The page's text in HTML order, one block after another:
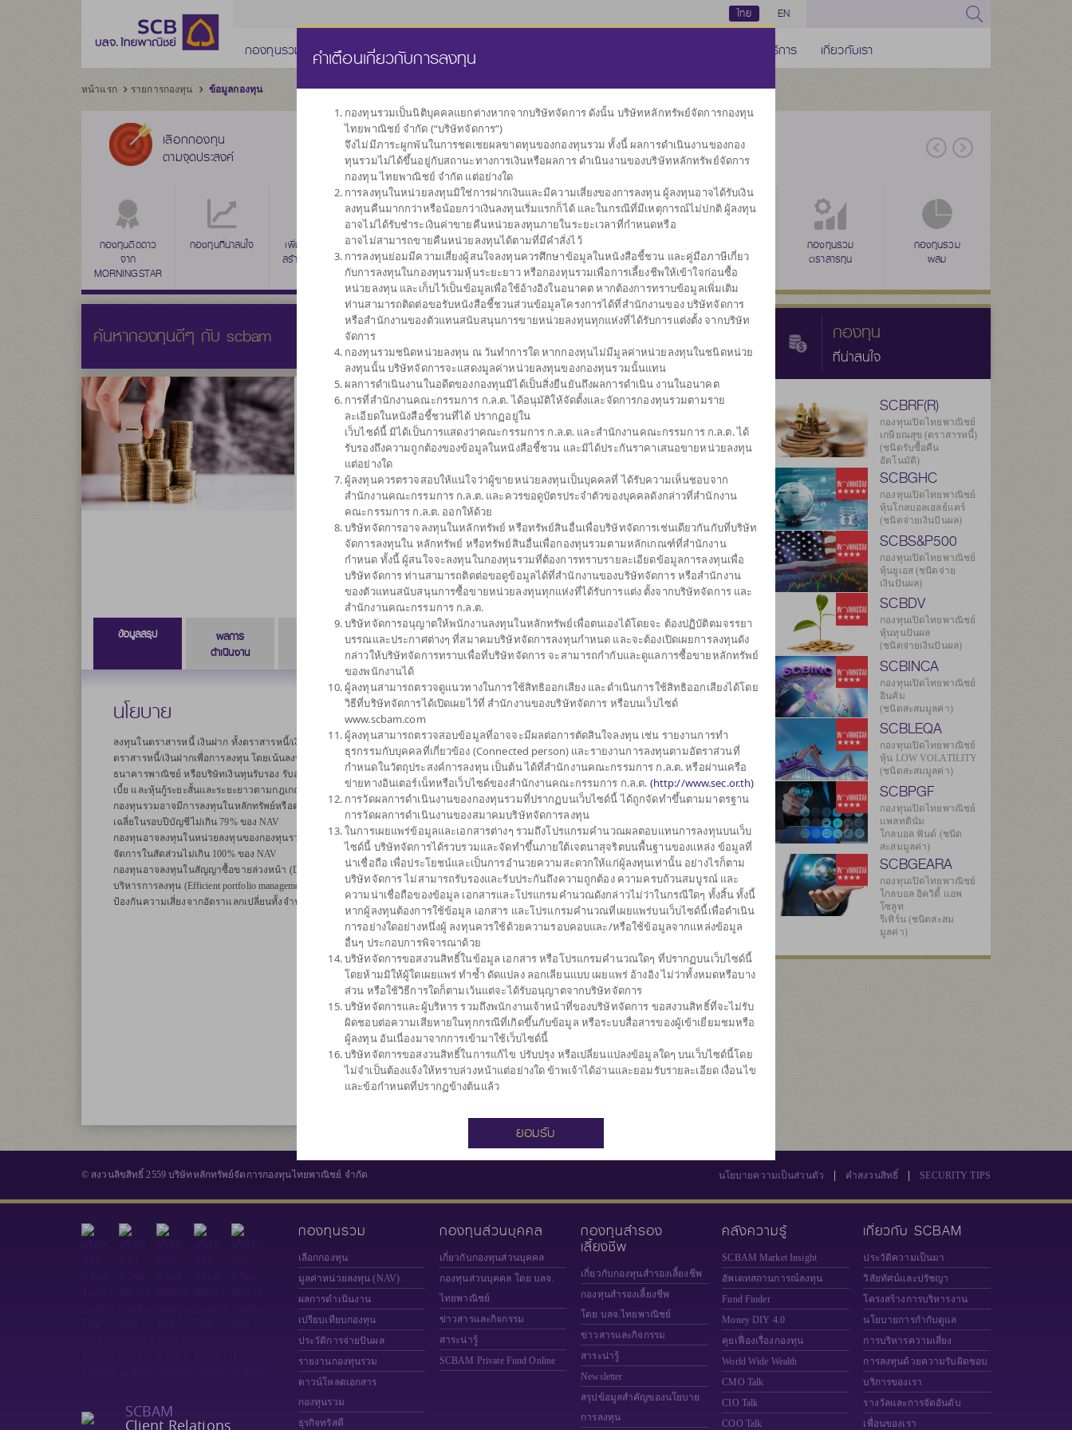
ไทย EN
กองทุนรวม กองทุนส่วนบุคคล ช่องทางบริการ เกี่ยวกับเรา
หน้าแรก รายการกองทุน ข้อมูลกองทุน
เลือกกองทุน
ตามจุดประสงค์
กองทุนติดดาว
จาก
MORNINGSTAR
กองทุนที่น่าสนใจ
เพิ่มค่าเงินลงทุน
สร้างผลตอบแทน
ผันผวนต่ำ
รักษาเงินลงทุน
กระจายการลงทุน
หลายสินทรัพย์
รับเงินปันผล
การลงทุน
ลดหย่อนภาษี
ลดหย่อนภาษี
เลือกกองทุน
ตามนโยบายการลงทุน
กองทุนรวมตลาด
เงิน
ตราสารหนี้
กองทุนรวม
ตราสารทุน
กองทุนรวม
ผสม
ค้นหากองทุนดีๆ กับ scbam
กองทุนเปิดไทยพาณิชย์ตราสารหนี้ระยะสั้น
SCBSFF SHARE
ความเสี่ยงปาน
ค่อนข้างต่ำ
ตั้งแต่ต้นปี
+0.27%
ข้อมูล ณ วันที่ 6 สิงหาคม 2569
มูลค่าหน่วยลงทุน
21.7144
0.0001
ข้อมูล ณ วันที่ 6 ส.ค. 2569
ข้อมูลสรุป
ผลการ
ดำเนินงาน
ดาวน์โหลด
เอกสาร
นโยบาย
ลงทุนในตราสารหนี้ เงินฝาก ทั้งตราสารหนี้/เงินฝากระยะสั้นเพื่อสภาพคล่อง และ
ตราสารหนี้/เงินฝากเพื่อการลงทุน โดยเน้นลงทุนในตั๋วแลกเงินและตั๋วสัญญาใช้เงินที่มี
ธนาคารพาณิชย์ หรือบริษัทเงินทุนรับรอง รับอาวัล หรือสลักหลังโอนประเภทมีสิทธิไล่
เบี้ย และหุ้นกู้ระยะสั้นและระยะยาวตามกฎเกณฑ์ของคณะกรรมการ ก.ล.ต. และ
กองทุนรวมอาจมีการลงทุนในหลักทรัพย์หรือตราสารที่เสนอขายในต่างประเทศโดย
เฉลี่ยในรอบปีบัญชีไม่เกิน 79% ของ NAV
กองทุนอาจลงทุนในหน่วยลงทุนของกองทุนรวมซึ่งอยู่ภายใต้การจัดการของบริษัท
จัดการในสัดส่วนไม่เกิน 100% ของ NAV
กองทุนอาจลงทุนในสัญญาซื้อขายล่วงหน้า (Derivatives) เพื่อเพิ่มประสิทธิภาพการ
บริหารการลงทุน (Efficient portfolio management) และ/หรือการบริหารความเสี่ยง โดย
ป้องกันความเสี่ยงจากอัตราแลกเปลี่ยนทั้งจำนวน (Fully Hedged)
ประเภทกองทุน
กองทุนรวมตราสารหนี้
ประเภทกองทุนย่อย
จำนวนเงินลงทุนโครงการ
250,000 ล้าน
วันที่จดทะเบียนกองทุน
วันที่ 27 ก.พ. 2540
วันที่ครบอายุกองทุน
N/A
ราคาขาย 21.7145
ราคาซื้อคืน 21.7144
มูลค่าทรัพย์สินสุทธิ
86,091,868,955.04
มูลค่าหน่วยลงทุน 21.7144
กองทุน
ที่น่าสนใจ
SCBRF(R)
กองทุนเปิดไทยพาณิชย์
เกษียณสุข (ตราสารหนี้)
(ชนิดรับซื้อคืน
อัตโนมัติ)
SCBGHC
กองทุนเปิดไทยพาณิชย์
หุ้นโกลบอลเฮลธ์แคร์
(ชนิดจ่ายเงินปันผล)
SCBS&P500
กองทุนเปิดไทยพาณิชย์
หุ้นยูเอส (ชนิดจ่าย
เงินปันผล)
SCBDV
กองทุนเปิดไทยพาณิชย์
หุ้นทุนปันผล
(ชนิดจ่ายเงินปันผล)
SCBINCA
กองทุนเปิดไทยพาณิชย์
อินคัม
(ชนิดสะสมมูลค่า)
SCBLEQA
กองทุนเปิดไทยพาณิชย์
หุ้น LOW VOLATILITY
(ชนิดสะสมมูลค่า)
SCBPGF
กองทุนเปิดไทยพาณิชย์
แพลทตินัม
โกลบอล ฟันด์ (ชนิด
สะสมมูลค่า)
SCBGEARA
กองทุนเปิดไทยพาณิชย์
โกลบอล อิควิตี้ แอพ
โซลูท
รีเทิร์น (ชนิดสะสม
มูลค่า)
คำเตือนเกี่ยวกับการลงทุน
กองทุนรวมเป็นนิติบุคคลแยกต่างหากจากบริษัทจัดการ ดังนั้น บริษัทหลักทรัพย์จัดการกองทุน
ไทยพาณิชย์ จำกัด (“บริษัทจัดการ”)
จึงไม่มีภาระผูกพันในการชดเชยผลขาดทุนของกองทุนรวม ทั้งนี้ ผลการดำเนินงานของกอง
ทุนรวมไม่ได้ขึ้นอยู่กับสถานะทางการเงินหรือผลการ ดำเนินงานของบริษัทหลักทรัพย์จัดการ
กองทุน ไทยพาณิชย์ จำกัด แต่อย่างใด
การลงทุนในหน่วยลงทุนมิใช่การฝากเงินและมีความเสี่ยงของการลงทุน ผู้ลงทุนอาจได้รับเงิน
ลงทุนคืนมากกว่าหรือน้อยกว่าเงินลงทุนเริ่มแรกก็ได้ และในกรณีที่มีเหตุการณ์ไม่ปกติ ผู้ลงทุน
อาจไม่ได้รับชำระเงินค่าขายคืนหน่วยลงทุนภายในระยะเวลาที่กำหนดหรือ
อาจไม่สามารถขายคืนหน่วยลงทุนได้ตามที่มีคำสั่งไว้
การลงทุนย่อมมีความเสี่ยงผู้สนใจลงทุนควรศึกษาข้อมูลในหนังสือชี้ชวน และคู่มือภาษีเกี่ยว
กับการลงทุนในกองทุนรวมหุ้นระยะยาว หรือกองทุนรวมเพื่อการเลี้ยงชีพให้เข้าใจก่อนซื้อ
หน่วยลงทุน และเก็บไว้เป็นข้อมูลเพื่อใช้อ้างอิงในอนาคต หากต้องการทราบข้อมูลเพิ่มเติม
ท่านสามารถติดต่อขอรับหนังสือชี้ชวนส่วนข้อมูลโครงการได้ที่สำนักงานของ บริษัทจัดการ
หรือสำนักงานของตัวแทนสนับสนุนการขายหน่วยลงทุนทุกแห่งที่ได้รับการแต่งตั้ง จากบริษัท
จัดการ
กองทุนรวมชนิดหน่วยลงทุน ณ วันทำการใด หากกองทุนไม่มีมูลค่าหน่วยลงทุนในชนิดหน่วย
ลงทุนนั้น บริษัทจัดการจะแสดงมูลค่าหน่วยลงทุนของกองทุนรวมนั้นแทน
ผลการดำเนินงานในอดีตของกองทุนมิได้เป็นสิ่งยืนยันถึงผลการดำเนิน งานในอนาคต
การที่สำนักงานคณะกรรมการ ก.ล.ต. ได้อนุมัติให้จัดตั้งและจัดการกองทุนรวมตามราย
ละเอียดในหนังสือชี้ชวนที่ได้ ปรากฏอยู่ใน
เว็บไซด์นี้ มิได้เป็นการแสดงว่าคณะกรรมการ ก.ล.ต. และสำนักงานคณะกรรมการ ก.ล.ต. ได้
รับรองถึงความถูกต้องของข้อมูลในหนังสือชี้ชวน และมิได้ประกันราคาเสนอขายหน่วยลงทุน
แต่อย่างใด
ผู้ลงทุนควรตรวจสอบให้แน่ใจว่าผู้ขายหน่วยลงทุนเป็นบุคคลที่ ได้รับความเห็นชอบจาก
สำนักงานคณะกรรมการ ก.ล.ต. และควรขอดูบัตรประจำตัวของบุคคลดังกล่าวที่สำนักงาน
คณะกรรมการ ก.ล.ต. ออกให้ด้วย
บริษัทจัดการอาจลงทุนในหลักทรัพย์ หรือทรัพย์สินอื่นเพื่อบริษัทจัดการเช่นเดียวกันกับที่บริษัท
จัดการลงทุนใน หลักทรัพย์ หรือทรัพย์สินอื่นเพื่อกองทุนรวมตามหลักเกณฑ์ที่สำนักงาน
กำหนด ทั้งนี้ ผู้สนใจจะลงทุนในกองทุนรวมที่ต้องการทราบรายละเอียดข้อมูลการลงทุนเพื่อ
บริษัทจัดการ ท่านสามารถติดต่อขอดูข้อมูลได้ที่สำนักงานของบริษัทจัดการ หรือสำนักงาน
ของตัวแทนสนับสนุนการซื้อขายหน่วยลงทุนทุกแห่งที่ได้รับการแต่ง ตั้งจากบริษัทจัดการ และ
สำนักงานคณะกรรมการ ก.ล.ต.
บริษัทจัดการอนุญาตให้พนักงานลงทุนในหลักทรัพย์เพื่อตนเองได้โดยจะ ต้องปฏิบัติตมจรรยา
บรรณและประกาศต่างๆ ที่สมาคมบริษัทจัดการลงทุนกำหนด และจะต้องเปิดเผยการลงทุนดัง
กล่าวให้บริษัทจัดการทราบเพื่อที่บริษัทจัดการ จะสามารถกำกับและดูแลการซื้อขายหลักทรัพย์
ของพนักงานได้
ผู้ลงทุนสามารถตรวจดูแนวทางในการใช้สิทธิออกเสียง และดำเนินการใช้สิทธิออกเสียงได้โดย
วิธีที่บริษัทจัดการได้เปิดเผยไว้ที่ สำนักงานของบริษัทจัดการ หรือบนเว็บไซด์
www.scbam.com
ผู้ลงทุนสามารถตรวจสอบข้อมูลที่อาจจะมีผลต่อการตัดสินใจลงทุน เช่น รายงานการทำ
ธุรกรรมกับบุคคลที่เกี่ยวข้อง (Connected person) และรายงานการลงทุนตามอัตราส่วนที่
กำหนดในวัตถุประสงค์การลงทุน เป็นต้น ได้ที่สำนักงานคณะกรรมการ ก.ล.ต. หรือผ่านเครือ
ข่ายทางอินเตอร์เน็ทหรือเว็บไซด์ของสำนักงานคณะกรรมการ ก.ล.ต. (http://www.sec.or.th)
การวัดผลการดำเนินงานของกองทุนรวมที่ปรากฏบนเว็บไซด์นี้ ได้ถูกจัดทำขึ้นตามมาตรฐาน
การวัดผลการดำเนินงานของสมาคมบริษัทจัดการลงทุน
ในการเผยแพร่ข้อมูลและเอกสารต่างๆ รวมถึงโปรแกรมคำนวณผลตอบแทนการลงทุนบนเว็บ
ไซด์นี้ บริษัทจัดการได้รวบรวมและจัดทำขึ้นภายใต้เจตนาสุจริตบนพื้นฐานของแหล่ง ข้อมูลที่
น่าเชื่อถือ เพื่อประโยชน์และเป็นการอำนวยความสะดวกให้แก่ผู้ลงทุนเท่านั้น อย่างไรก็ตาม
บริษัทจัดการ ไม่สามารถรับรองและรับประกันถึงความถูกต้อง ความครบถ้วนสมบูรณ์ และ
ความน่าเชื่อถือของข้อมูล เอกสารและโปรแกรมคำนวณดังกล่าวไม่ว่าในกรณีใดๆ ทั้งสิ้น ทั้งนี้
หากผู้ลงทุนต้องการใช้ข้อมูล เอกสาร และโปรแกรมคำนวณที่เผยแพร่บนเว็บไซด์นี้เพื่อดำเนิน
การอย่างใดอย่างหนึ่งผู้ ลงทุนควรใช้ด้วยความรอบคอบและ/หรือใช้ข้อมูลจากแหล่งข้อมูล
อื่นๆ ประกอบการพิจารณาด้วย
บริษัทจัดการขอสงวนสิทธิ์ในข้อมูล เอกสาร หรือโปรแกรมคำนวณใดๆ ที่ปรากฏบนเว็บไซด์นี้
โดยห้ามมิให้ผู้ใดเผยแพร่ ทำซ้ำ ดัดแปลง ลอกเลียนแบบ เผยแพร่ อ้างอิง ไม่ว่าทั้งหมดหรือบาง
ส่วน หรือใช้วิธีการใดก็ตามเว้นแต่จะได้รับอนุญาตจากบริษัทจัดการ
บริษัทจัดการและผู้บริหาร รวมถึงพนักงานเจ้าหน้าที่ของบริษัทจัดการ ขอสงวนสิทธิ์ที่จะไม่รับ
ผิดชอบต่อความเสียหายในทุกกรณีที่เกิดขึ้นกับข้อมูล หรือระบบสื่อสารของผู้เข้าเยี่ยมชมหรือ
ผู้ลงทุน อันเนื่องมาจากการเข้ามาใช้เว็บไซด์นี้
บริษัทจัดการขอสงวนสิทธิ์ในการแก้ไข ปรับปรุง หรือเปลี่ยนแปลงข้อมูลใดๆ บนเว็บไซด์นี้โดย
ไม่จำเป็นต้องแจ้งให้ทราบล่วงหน้าแต่อย่างใด ข้าพเจ้าได้อ่านและยอมรับรายละเอียด เงื่อนไข
และข้อกำหนดที่ปรากฏข้างต้นแล้ว
ยอมรับ
© สงวนลิขสิทธิ์ 2559 บริษัทหลักทรัพย์จัดการกองทุนไทยพาณิชย์ จำกัด นโยบายความเป็นส่วนตัว | คำสงวนสิทธิ์ | SECURITY TIPS
SCBAM
Client Relations
กองทุนรวม
เลือกกองทุน
มูลค่าหน่วยลงทุน (NAV)
ผลการดำเนินงาน
เปรียบเทียบกองทุน
ประวัติการจ่ายปันผล
รายงานกองทุนรวม
ดาวน์โหลดเอกสาร
กองทุนรวม
ธุรกิจทรัสตี
กองทุนส่วนบุคคล
เกี่ยวกับกองทุนส่วนบุคคล
กองทุนส่วนบุคคล โดย บลจ.
ไทยพาณิชย์
ข่าวสารและกิจกรรม
สาระน่ารู้
SCBAM Private Fund Online
กองทุนสำรอง
เลี้ยงชีพ
เกี่ยวกับกองทุนสำรองเลี้ยงชีพ
กองทุนสำรองเลี้ยงชีพ
โดย บลจ.ไทยพาณิชย์
ข่าวสารและกิจกรรม
สาระน่ารู้
Newsletter
สรุปข้อมูลสำคัญของนโยบาย
การลงทุน
คลังความรู้
SCBAM Market Insight
อัพเดทสถานการณ์ลงทุน
Fund Finder
Money DIY 4.0
คุยเฟื่องเรื่องกองทุน
World Wide Wealth
CMO Talk
CIO Talk
COO Talk
เกี่ยวกับ SCBAM
ประวัติความเป็นมา
วิสัยทัศน์และปรัชญา
โครงสร้างการบริหารงาน
นโยบายการกำกับดูแล
การบริหารความเสี่ยง
การลงทุนด้วยความรับผิดชอบ
บริการของเรา
รางวัลและการจัดอันดับ
เพื่อนของเรา